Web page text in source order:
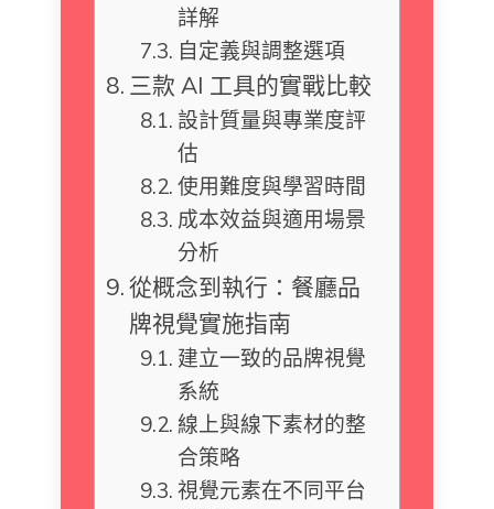
詳解
自定義與調整選項
三款 AI 工具的實戰比較
設計質量與專業度評
估
使用難度與學習時間
成本效益與適用場景
分析
從概念到執行：餐廳品
牌視覺實施指南
建立一致的品牌視覺
系統
線上與線下素材的整
合策略
視覺元素在不同平台